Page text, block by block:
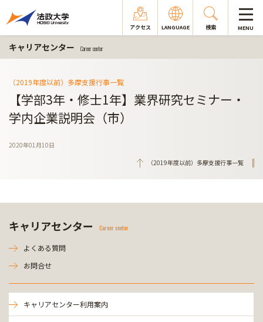
アクセス LANGUAGE 検索 MENU
キャリアセンター Career center
（2019年度以前）多摩支援行事一覧
【学部3年・修士1年】業界研究セミナー・
学内企業説明会（市）
2020年01月10日
（2019年度以前）多摩支援行事一覧
キャリアセンター Career center
よくある質問
お問合せ
キャリアセンター利用案内